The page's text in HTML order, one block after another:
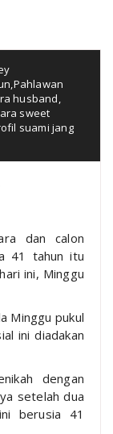
Pahlawan
husband
sweet
suami jang
dan calon
41 tahun itu
ini, Minggu
Minggu pukul
ini diadakan
dengan
setelah dua
berusia 41